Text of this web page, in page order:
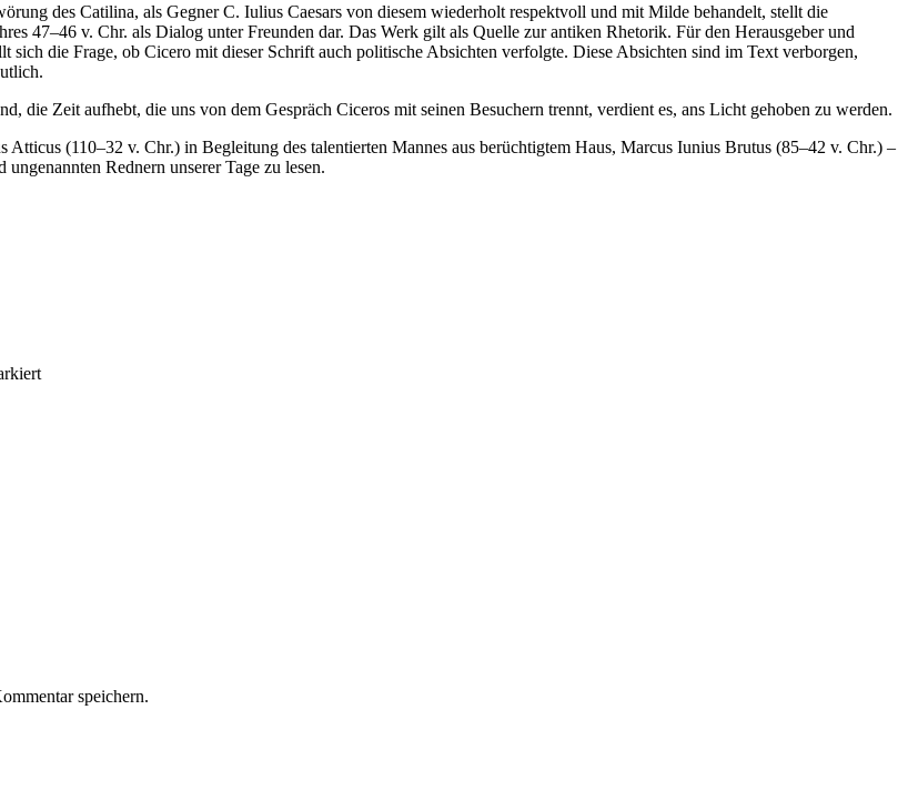
des Catilina, als Gegner C. Iulius Caesars von diesem wiederholt respektvoll und mit Milde behandelt, stellt die
47–46 v. Chr. als Dialog unter Freunden dar. Das Werk gilt als Quelle zur antiken Rhetorik. Für den Herausgeber und
die Frage, ob Cicero mit dieser Schrift auch politische Absichten verfolgte. Diese Absichten sind im Text verborgen,
die Zeit aufhebt, die uns von dem Gespräch Ciceros mit seinen Besuchern trennt, verdient es, ans Licht gehoben zu werden.
(110–32 v. Chr.) in Begleitung des talentierten Mannes aus berüchtigtem Haus, Marcus Iunius Brutus (85–42 v. Chr.) –
Rednern unserer Tage zu lesen.
speichern.